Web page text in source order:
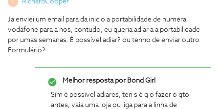
R RichardCooper
Ja enviei um email para da inicio a portabilidade de numera
vodafone para a nos, contudo, eu queria adiar a a portabilidade
por umas semanas. É possível adiar? ou tenho de enviar outro
Formulário?
Melhor resposta porBond Girl
Sim é possivel adiares, ten s é q o fazer o qto
antes, vaia uma loja ou liga para a linha de